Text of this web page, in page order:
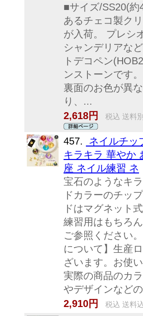
■サイズ/SS20(
あるチェコ製ク
が入荷。 プレシ
シャンデリアな
トデコペン
ンストーンです
裏面のお色が異
り、...
2,618円
税込 送料
457.
ネイルチッ
キラキラ 華やか
座 ネイル練習 ネ
宝石のようなキ
ドカラーのチッ
ドはマグネット
練習用はもちろ
ご参照ください
について】生産
ざいます。お使
実際の商品のカ
やデザインなど
2,910円
税込 送料